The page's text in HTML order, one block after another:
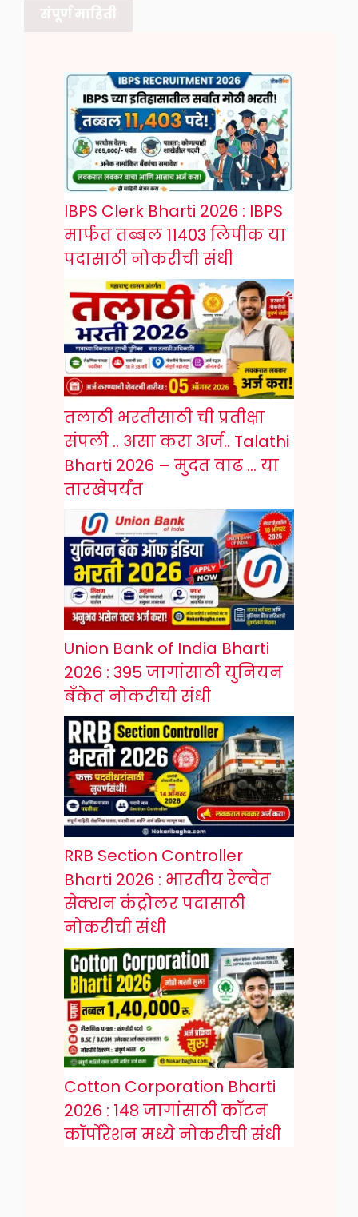
संपूर्ण माहिती
IBPS Clerk Bharti 2026 : IBPS
मार्फत तब्बल 11403 लिपीक या
पदासाठी नोकरीची संधी
तलाठी भरतीसाठी ची प्रतीक्षा
संपली .. असा करा अर्ज.. Talathi
Bharti 2026 – मुदत वाढ … या
तारखेपर्यंत
Union Bank of India Bharti
2026 : 395 जागांसाठी युनियन
बँकेत नोकरीची संधी
RRB Section Controller
Bharti 2026 : भारतीय रेल्वेत
सेक्शन कंट्रोलर पदासाठी
नोकरीची संधी
Cotton Corporation Bharti
2026 : १४८ जागांसाठी कॉटन
कॉर्पोरेशन मध्ये नोकरीची संधी